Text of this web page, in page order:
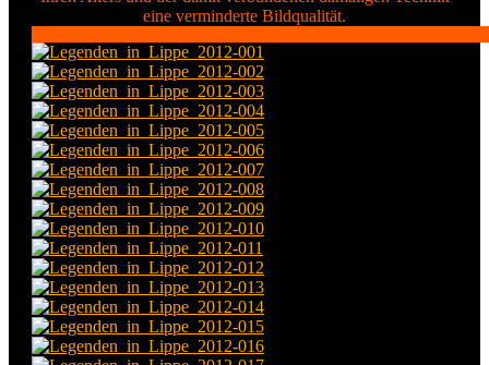
eine verminderte Bildqualität.